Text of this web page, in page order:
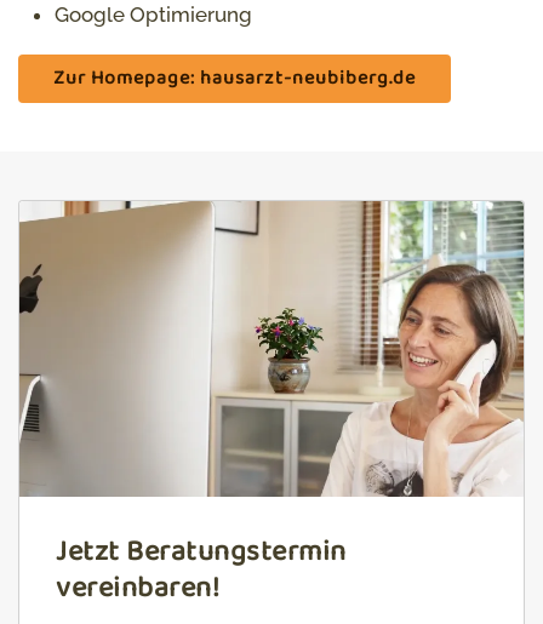
Google Optimierung
Zur Homepage: hausarzt-neubiberg.de
Jetzt Beratungstermin
vereinbaren!